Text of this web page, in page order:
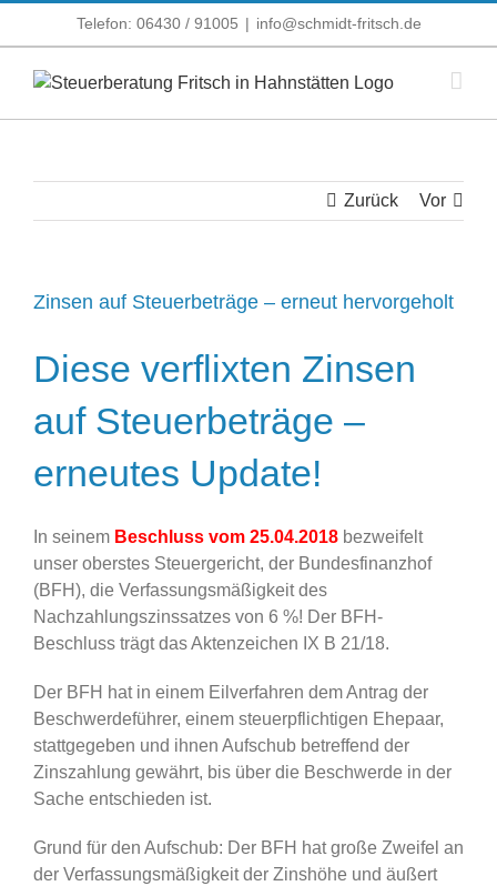
Telefon: 06430 / 91005 | info@schmidt-fritsch.de
Zurück Vor
Zinsen auf Steuerbeträge – erneut hervorgeholt
Diese verflixten Zinsen
auf Steuerbeträge –
erneutes Update!
In seinem Beschluss vom 25.04.2018 bezweifelt
unser oberstes Steuergericht, der Bundesfinanzhof
(BFH), die Verfassungsmäßigkeit des
Nachzahlungszinssatzes von 6 %! Der BFH-
Beschluss trägt das Aktenzeichen IX B 21/18.
Der BFH hat in einem Eilverfahren dem Antrag der
Beschwerdeführer, einem steuerpflichtigen Ehepaar,
stattgegeben und ihnen Aufschub betreffend der
Zinszahlung gewährt, bis über die Beschwerde in der
Sache entschieden ist.
Grund für den Aufschub: Der BFH hat große Zweifel an
der Verfassungsmäßigkeit der Zinshöhe und äußert